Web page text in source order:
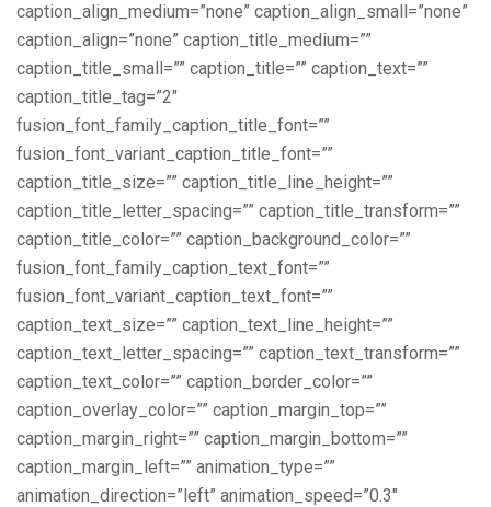
caption_align_medium=”none” caption_align_small=”none”
caption_align=”none” caption_title_medium=””
caption_title_small=”” caption_title=”” caption_text=””
caption_title_tag=”2″
fusion_font_family_caption_title_font=””
fusion_font_variant_caption_title_font=””
caption_title_size=”” caption_title_line_height=””
caption_title_letter_spacing=”” caption_title_transform=””
caption_title_color=”” caption_background_color=””
fusion_font_family_caption_text_font=””
fusion_font_variant_caption_text_font=””
caption_text_size=”” caption_text_line_height=””
caption_text_letter_spacing=”” caption_text_transform=””
caption_text_color=”” caption_border_color=””
caption_overlay_color=”” caption_margin_top=””
caption_margin_right=”” caption_margin_bottom=””
caption_margin_left=”” animation_type=””
animation_direction=”left” animation_speed=”0.3″